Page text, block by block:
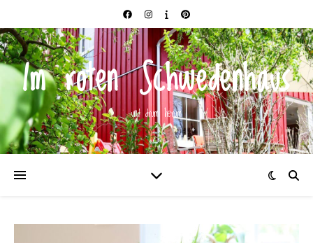
Im roten Schwedenhaus
und drum herum